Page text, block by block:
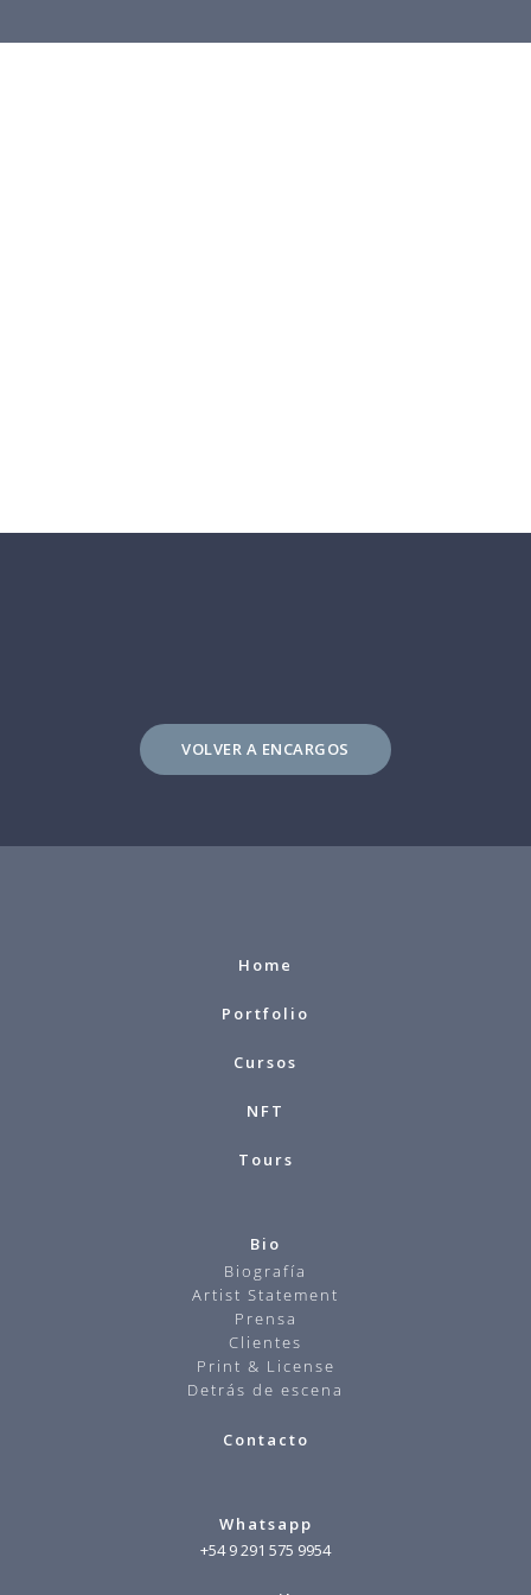
VOLVER A ENCARGOS
Home
Portfolio
Cursos
NFT
Tours
Bio
Biografía
Artist Statement
Prensa
Clientes
Print & License
Detrás de escena
Contacto
Whatsapp
+54 9 291 575 9954